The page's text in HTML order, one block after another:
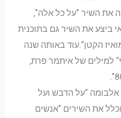
את השיר "על כל אלה",
ביצע את השיר גם בתוכנית
הקטן".עוד באותה שנה
למילים של איתמר פרת,
את אלבומה "על הדבש ועל
את השירים "אנשים